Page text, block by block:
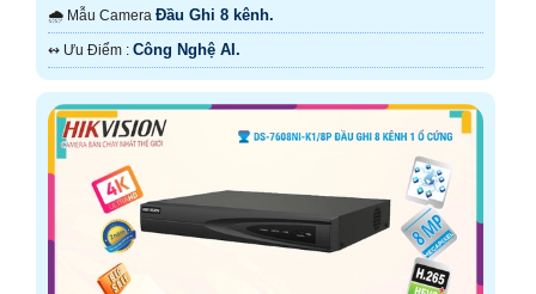
🌧️ Mẫu Camera Đầu Ghi 8 kênh.
️↭ Ưu Điểm : Công Nghệ AI.